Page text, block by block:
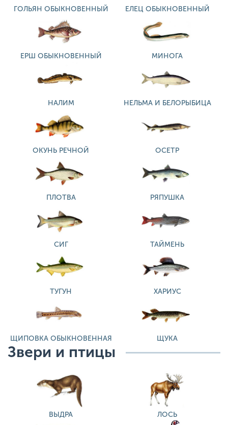
ГОЛЬЯН ОБЫКНОВЕННЫЙ ЕЛЕЦ ОБЫКНОВЕННЫЙ
ЕРШ ОБЫКНОВЕННЫЙ МИНОГА
НАЛИМ НЕЛЬМА И БЕЛОРЫБИЦА
ОКУНЬ РЕЧНОЙ ОСЕТР
ПЛОТВА РЯПУШКА
СИГ ТАЙМЕНЬ
ТУГУН ХАРИУС
ЩИПОВКА ОБЫКНОВЕННАЯ ЩУКА
Звери и птицы
ВЫДРА ЛОСЬ